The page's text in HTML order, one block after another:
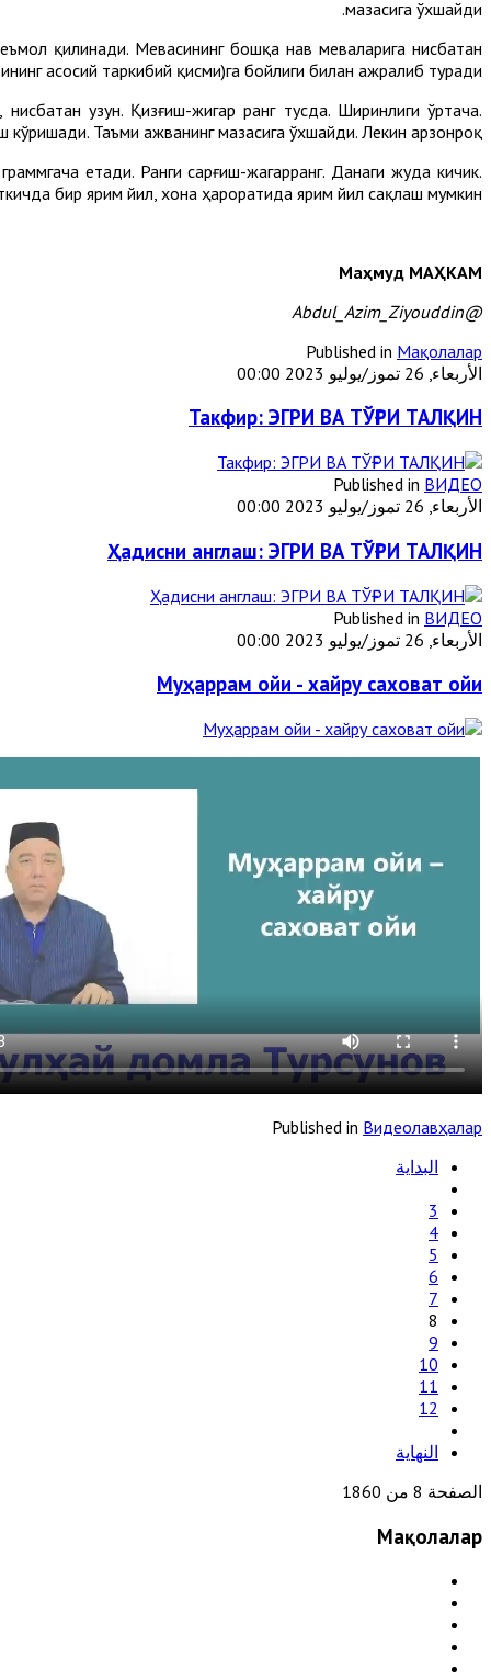
мазасига ўхшайди.
қилинади. Мевасининг бошқа нав меваларига нисбатан
асосий таркибий қисми)га бойлиги билан ажралиб туради.
узун. Қизғиш-жигар ранг тусда. Ширинлиги ўртача.
Таъми ажванинг мазасига ўхшайди. Лекин арзонроқ.
етади. Ранги сарғиш-жагарранг. Данаги жуда кичик.
бир ярим йил, хона ҳароратида ярим йил сақлаш мумкин.
Маҳмуд МАҲКАМ
@Abdul_Azim_Ziyouddin
Published in Мақолалар
الأربعاء, 26 تموز/يوليو 2023 00:00
Такфир: ЭГРИ ВА ТЎҒРИ ТАЛҚИН
Published in ВИДЕО
الأربعاء, 26 تموز/يوليو 2023 00:00
Ҳадисни англаш: ЭГРИ ВА ТЎҒРИ ТАЛҚИН
Published in ВИДЕО
الأربعاء, 26 تموز/يوليو 2023 00:00
Муҳаррам ойи - хайру саховат ойи
Published in Видеолавҳалар
البداية
3
4
5
6
7
8
9
10
11
12
النهاية
الصفحة 8 من 1860
Мақолалар